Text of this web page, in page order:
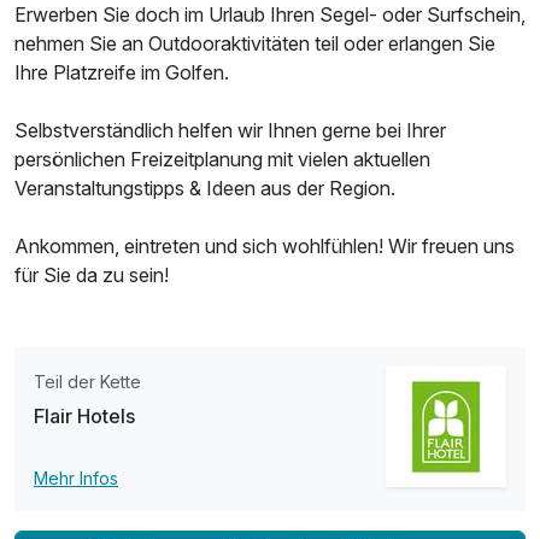
Erwerben Sie doch im Urlaub Ihren Segel- oder Surfschein,
nehmen Sie an Outdooraktivitäten teil oder erlangen Sie
Ihre Platzreife im Golfen.
Selbstverständlich helfen wir Ihnen gerne bei Ihrer
persönlichen Freizeitplanung mit vielen aktuellen
Veranstaltungstipps & Ideen aus der Region.
Ankommen, eintreten und sich wohlfühlen! Wir freuen uns
für Sie da zu sein!
Teil der Kette
Flair Hotels
Mehr Infos